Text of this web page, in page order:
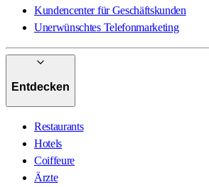
Kundencenter für Geschäftskunden
Unerwünschtes Telefonmarketing
Entdecken
Restaurants
Hotels
Coiffeure
Ärzte